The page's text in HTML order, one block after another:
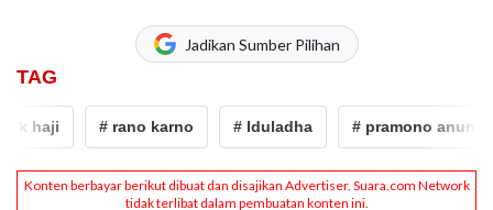
Jadikan Sumber Pilihan
TAG
haji # rano karno # Iduladha # pramono anung